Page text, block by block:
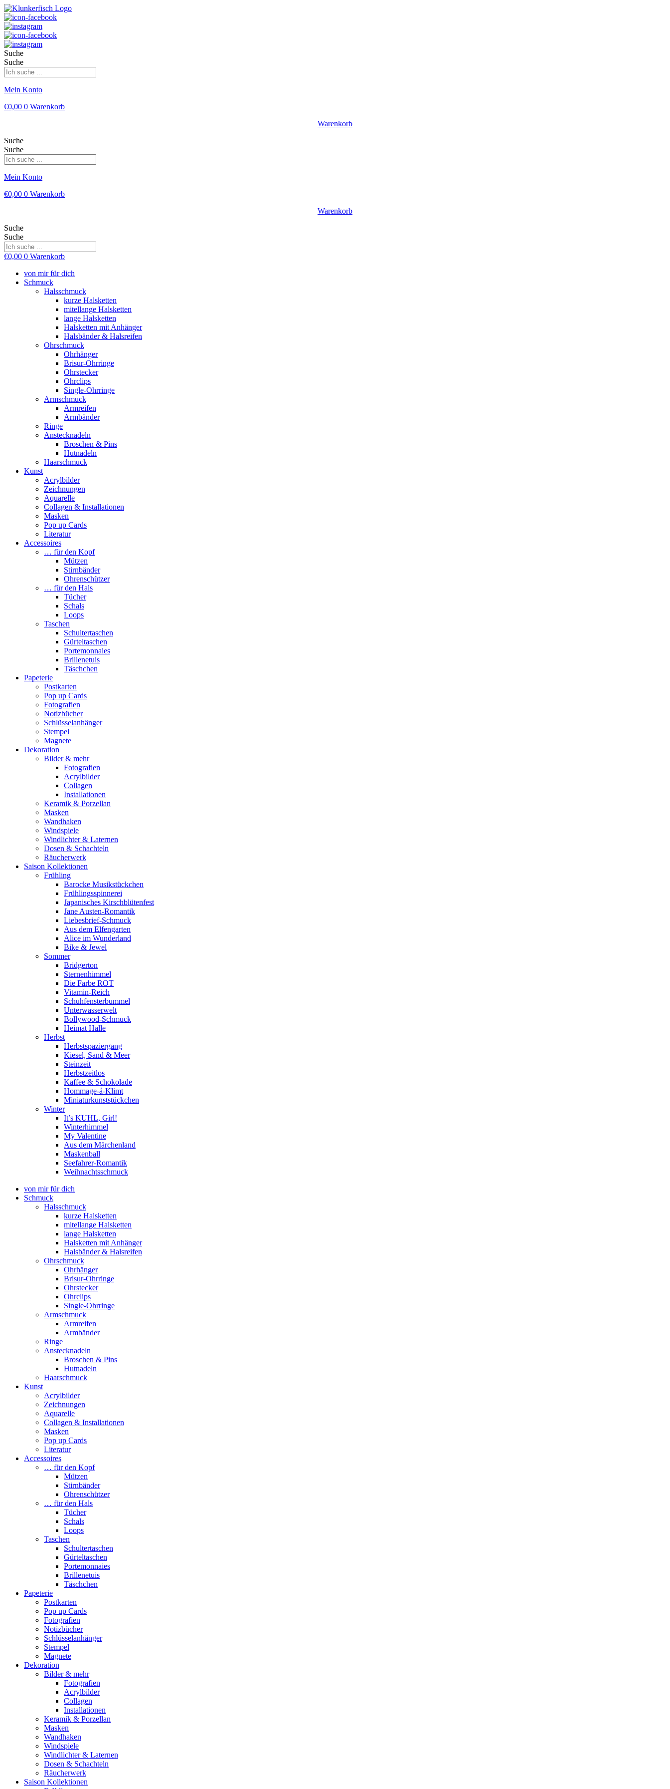
Suche
Suche
Mein Konto
€0,00 0 Warenkorb
Warenkorb
Suche
Suche
Mein Konto
€0,00 0 Warenkorb
Warenkorb
Suche
Suche
€0,00 0 Warenkorb
von mir für dich
Schmuck
Halsschmuck
kurze Halsketten
mitellange Halsketten
lange Halsketten
Halsketten mit Anhänger
Halsbänder & Halsreifen
Ohrschmuck
Ohrhänger
Brisur-Ohrringe
Ohrstecker
Ohrclips
Single-Ohrringe
Armschmuck
Armreifen
Armbänder
Ringe
Anstecknadeln
Broschen & Pins
Hutnadeln
Haarschmuck
Kunst
Acrylbilder
Zeichnungen
Aquarelle
Collagen & Installationen
Masken
Pop up Cards
Literatur
Accessoires
… für den Kopf
Mützen
Stirnbänder
Ohrenschützer
… für den Hals
Tücher
Schals
Loops
Taschen
Schultertaschen
Gürteltaschen
Portemonnaies
Brillenetuis
Täschchen
Papeterie
Postkarten
Pop up Cards
Fotografien
Notizbücher
Schlüsselanhänger
Stempel
Magnete
Dekoration
Bilder & mehr
Fotografien
Acrylbilder
Collagen
Installationen
Keramik & Porzellan
Masken
Wandhaken
Windspiele
Windlichter & Laternen
Dosen & Schachteln
Räucherwerk
Saison Kollektionen
Frühling
Barocke Musikstückchen
Frühlingsspinnerei
Japanisches Kirschblütenfest
Jane Austen-Romantik
Liebesbrief-Schmuck
Aus dem Elfengarten
Alice im Wunderland
Bike & Jewel
Sommer
Bridgerton
Sternenhimmel
Die Farbe ROT
Vitamin-Reich
Schuhfensterbummel
Unterwasserwelt
Bollywood-Schmuck
Heimat Halle
Herbst
Herbstspaziergang
Kiesel, Sand & Meer
Steinzeit
Herbstzeitlos
Kaffee & Schokolade
Hommage-á-Klimt
Miniaturkunststückchen
Winter
It’s KUHL, Girl!
Winterhimmel
My Valentine
Aus dem Märchenland
Maskenball
Seefahrer-Romantik
Weihnachtsschmuck
von mir für dich
Schmuck
Halsschmuck
kurze Halsketten
mitellange Halsketten
lange Halsketten
Halsketten mit Anhänger
Halsbänder & Halsreifen
Ohrschmuck
Ohrhänger
Brisur-Ohrringe
Ohrstecker
Ohrclips
Single-Ohrringe
Armschmuck
Armreifen
Armbänder
Ringe
Anstecknadeln
Broschen & Pins
Hutnadeln
Haarschmuck
Kunst
Acrylbilder
Zeichnungen
Aquarelle
Collagen & Installationen
Masken
Pop up Cards
Literatur
Accessoires
… für den Kopf
Mützen
Stirnbänder
Ohrenschützer
… für den Hals
Tücher
Schals
Loops
Taschen
Schultertaschen
Gürteltaschen
Portemonnaies
Brillenetuis
Täschchen
Papeterie
Postkarten
Pop up Cards
Fotografien
Notizbücher
Schlüsselanhänger
Stempel
Magnete
Dekoration
Bilder & mehr
Fotografien
Acrylbilder
Collagen
Installationen
Keramik & Porzellan
Masken
Wandhaken
Windspiele
Windlichter & Laternen
Dosen & Schachteln
Räucherwerk
Saison Kollektionen